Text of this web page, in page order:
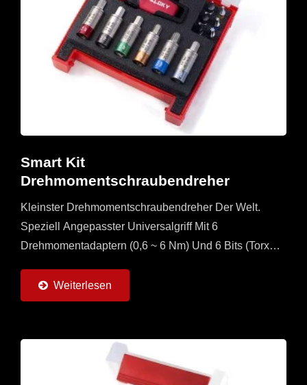
Smart Kit
Drehmomentschraubendreher
Kleinster Drehmomentschraubendreher Der Welt.
Speziell Angepasster Universalgriff Mit 6
Drehmomentadaptern (0,6 ~ 6 Nm) Und 6 Bits (Torx
Multiset Für...
Weiterlesen